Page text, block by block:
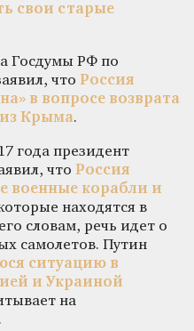
свои старые
Госдумы РФ по
что Россия
в вопросе возврата
Крыма.
года президент
что Россия
военные корабли и
находятся в
словам, речь идет о
самолетов. Путин
ситуацию в
и Украиной
на